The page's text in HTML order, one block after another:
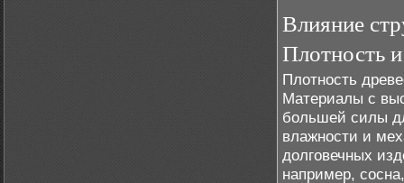
Влияние
Плотность
Плотность
Материалы с
большей силы
влажности и
долговечных
например,